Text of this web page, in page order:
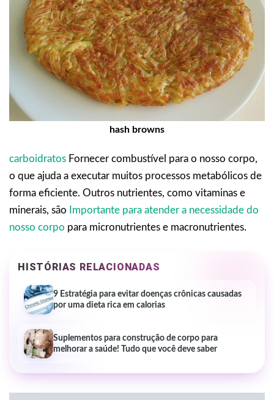
hash browns
carboidratos Fornecer combustível para o nosso corpo,
o que ajuda a executar muitos processos metabólicos de
forma eficiente. Outros nutrientes, como vitaminas e
minerais, são
Importante para atender a necessidade do
nosso corpo para micronutrientes e macronutrientes.
HISTÓRIAS RELACIONADAS
9 Estratégia para evitar doenças crônicas causadas
por uma dieta rica em calorias
Suplementos para construção de corpo para
melhorar a saúde! Tudo que você deve saber